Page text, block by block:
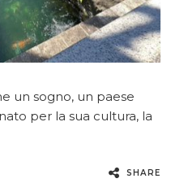
un sogno, un paese
per la sua cultura, la
SHARE